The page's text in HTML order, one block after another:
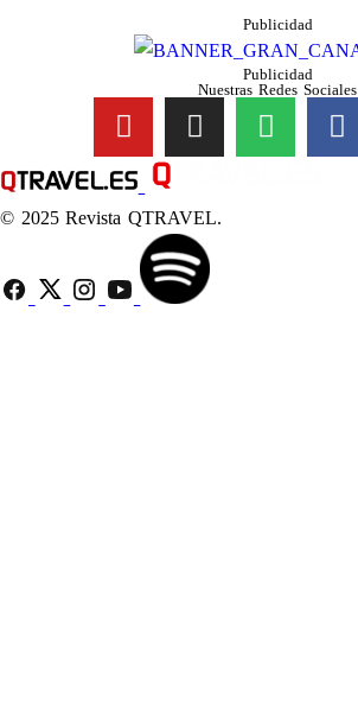
Publicidad
Publicidad
Nuestras Redes Sociales
© 2025 Revista QTRAVEL.